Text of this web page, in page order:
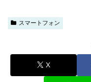
スマートフォン
X